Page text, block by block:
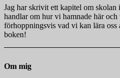
Jag har skrivit ett kapitel om
handlar om hur vi hamnade här
förhoppningsvis vad vi kan lära oss
boken!
Om mig